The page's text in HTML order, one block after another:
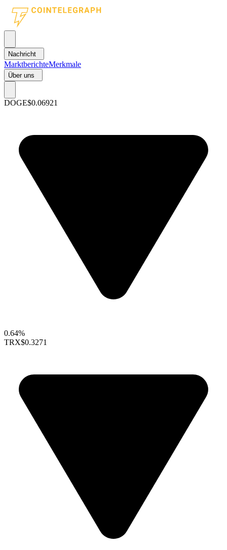
Nachricht
MarktberichteMerkmale
Über uns
DOGE$0.06921
0.64%
TRX$0.3271